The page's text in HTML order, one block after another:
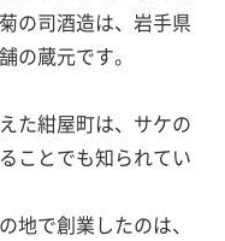
の司酒造は、岩手県
の蔵元です。
た紺屋町は、サケの
ことでも知られてい
地で創業したのは、